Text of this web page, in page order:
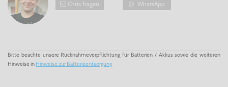
Chris fragen WhatsApp
Bitte beachte unsere Rücknahmeverpflichtung für Batterien / Akkus sowie die weiteren
Hinweise in Hinweise zur Batterieentsorgung